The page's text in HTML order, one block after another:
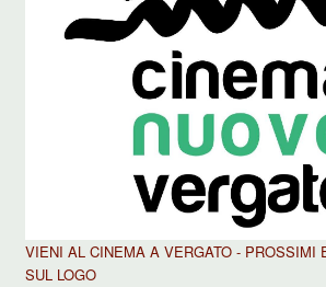
VIENI AL CINEMA A VERGATO - PROSSIMI
SUL LOGO